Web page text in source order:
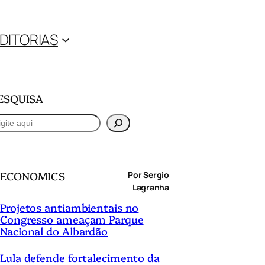
ECONOMICS
Por Sergio
Lagranha
Projetos antiambientais no
Congresso ameaçam Parque
Nacional do Albardão
Lula defende fortalecimento da